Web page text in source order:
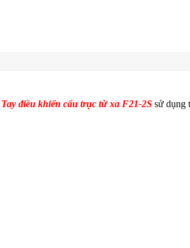
Tay điều khiển cẩu trục từ xa F21-2S sử dụng